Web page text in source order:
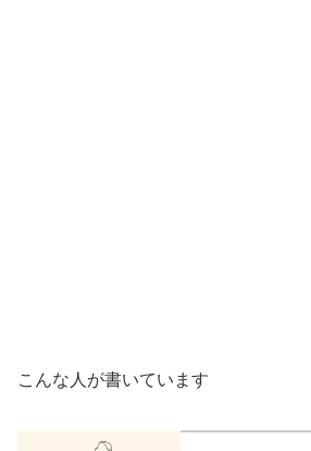
こんな人が書いています